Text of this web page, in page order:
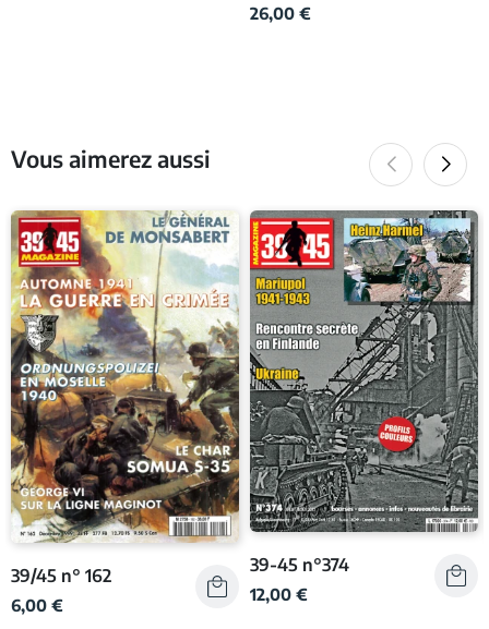
26,00 €
Vous aimerez aussi
39/45 n° 162
6,00 €
39-45 n°374
12,00 €